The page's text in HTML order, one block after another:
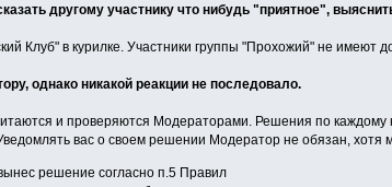
другому участнику что нибудь "приятное",
Клуб" в курилке. Участники группы "Прохожий" не имеют
однако никакой реакции не последовало.
и проверяются Модераторами. Решения по
вас о своем решении Модератор не обязан, хотя
решение согласно п.5 Правил